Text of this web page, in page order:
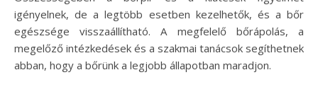
igényelnek, de a legtöbb esetben kezelhetők, és a bőr
egészsége visszaállítható. A megfelelő bőrápolás, a
megelőző intézkedések és a szakmai tanácsok segíthetnek
abban, hogy a bőrünk a legjobb állapotban maradjon.